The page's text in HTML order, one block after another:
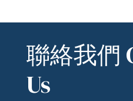
聯絡我們
Us